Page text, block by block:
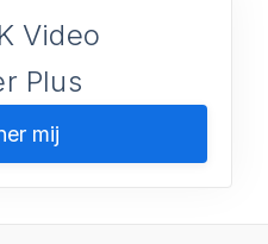
Video
Plus
mij